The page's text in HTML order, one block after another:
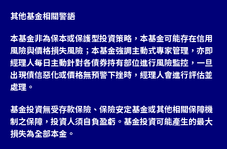
其他基金相關警語
本基金非為保本或保護型投資策略，本基金可能存在信用
風險與價格損失風險；本基金強調主動式專家管理，亦即
經理人每日主動針對各債券持有部位進行風險監控，一旦
出現債信惡化或價格無預警下挫時，經理人會進行評估並
處理。
基金投資無受存款保險、保險安定基金或其他相關保障機
制之保障，投資人須自負盈虧。基金投資可能產生的最大
損失為全部本金。